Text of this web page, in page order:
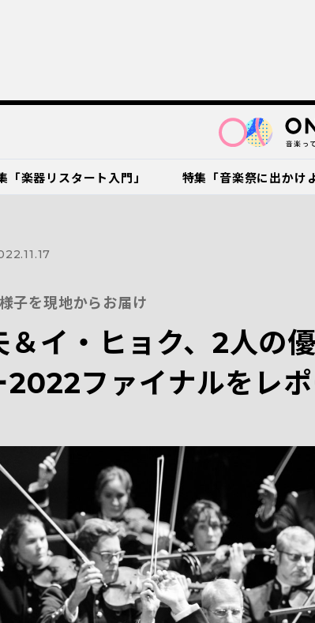
「楽器リスタート入門」 特集「音楽祭に出かけ
子を現地からお届け
＆イ・ヒョク、2人の
2022ファイナルをレ